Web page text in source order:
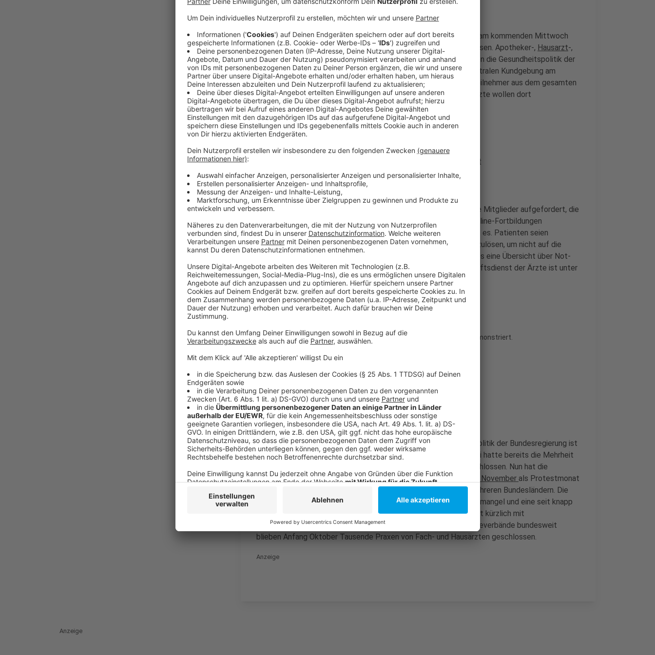
(dpa) - Mit der Forderung nach angemessener Vergütung bleiben am kommenden Mittwoch
viele Apotheken und Arztpraxen in Nordrhein-Westfalen geschlossen. Apotheker-, Hausarzt-,
und Zahnarztverbände haben zum gemeinsamen Protesttag gegen die Gesundheitspolitik der
Bundesregierung in Nordrhein-Westfalen aufgerufen. Zu einer zentralen Kundgebung am
Mittag in Dortmund erwartet derApothekerverband
Tausende Teilnehmer aus dem gesamten
Bundesland sowie Rheinland-Pfalz, Saarland und Hessen. Auch Ärzte wollen dort
demonstrieren.
Anzeige
Hausärzte versichern: Notfallversorgung sichergestellt
Anzeige
Die Hausärzteverbände Nordrhein und Westfalen-Lippe haben ihre Mitglieder aufgefordert, die
Praxen spätestens ab 10 Uhr zu schließen und stattdessen an Online-Fortbildungen
teilzunehmen. Eine Notfallversorgung sei aber sichergestellt, hieß es. Patienten seien
aufgefordert, ihre Rezepte für Medikamente noch am Vortag einzulösen, um nicht auf die
Notdienst-Apotheke zurückgreifen zu müssen.
In Notfällen gibt es eine Übersicht über Not-
Apothekendienste auf der Internetseite "Aponet"
er Bereitschaftsdienst der Ärzte ist unter
der Nummer 116117 zu erreichen.
Anzeige
Schon im Sommer 2023 wurde in Deutschland seitens Apotheker demonstriert.
Anzeige
Unmut über deutsche Gesundheitspolitik
Anzeige
Der Unmut bei Medizinern und Apothekern über die Gesundheitspolitik der Bundesregierung ist
in den vergangenen Monaten immer wieder laut geworden. Im Juni hatte bereits die Mehrheit
der Apotheken im Land ihre Türen für einen Tag aus Protest geschlossen. Nun hat die
BundesvereinigungDeutscher Apothekerverbände den gesamten November als Protestmonat
ausgerufen - mit jeweils eintägigen Apothekenschließungen in mehreren Bundesländern. Die
Apotheker beklagen anhaltende Lieferengpässe, akuten Personalmangel und eine seit knapp
zwei Jahrzehnten stagnierende Vergütung. Auch Ärzte hatten erst kürzlich mit
Praxisschließungen protestiert: Nach einem Aufruf mehrerer Ärzteverbände bundesweit
blieben Anfang Oktober Tausende Praxen von Fach- und Hausärzten geschlossen.
Anzeige
Anzeige